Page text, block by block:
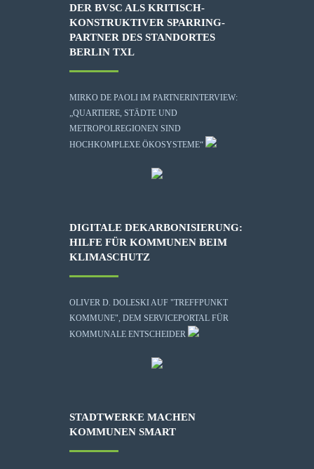
DER BVSC ALS KRITISCH-
KONSTRUKTIVER SPARRING-
PARTNER DES STANDORTES
BERLIN TXL
MIRKO DE PAOLI IM PARTNERINTERVIEW:
„QUARTIERE, STÄDTE UND
METROPOLREGIONEN SIND
HOCHKOMPLEXE ÖKOSYSTEME“
DIGITALE DEKARBONISIERUNG:
HILFE FÜR KOMMUNEN BEIM
KLIMASCHUTZ
OLIVER D. DOLESKI AUF "TREFFPUNKT
KOMMUNE", DEM SERVICEPORTAL FÜR
KOMMUNALE ENTSCHEIDER
STADTWERKE MACHEN
KOMMUNEN SMART